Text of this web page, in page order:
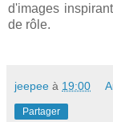
d'images
de rôle.
jeepee à 19:00
Partager